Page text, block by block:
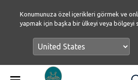
Konumunuza özel içerikleri görmek ve
yapmak için başka bir ülkeyi veya bölgeyi